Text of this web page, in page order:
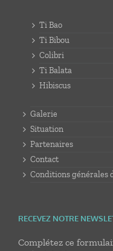
Ti Bao
Ti Bibou
Colibri
Ti Balata
Hibiscus
Galerie
Situation
Partenaires
Contact
Conditions générales
RECEVEZ NOTRE
Complétez ce